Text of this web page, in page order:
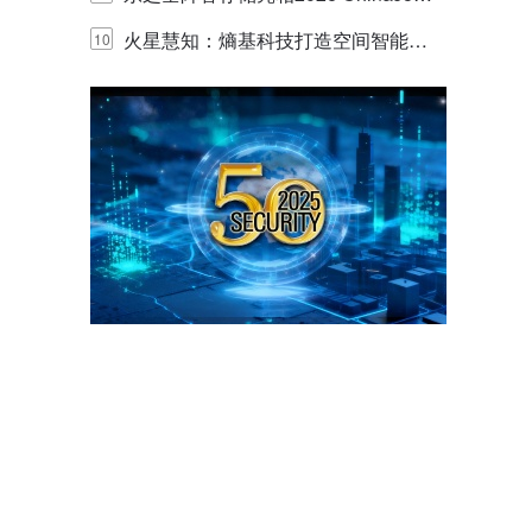
y，以海量数据底座赋能“与AI同游”新
体验
10
火星慧知：熵基科技打造空间智能时
代的认知中枢